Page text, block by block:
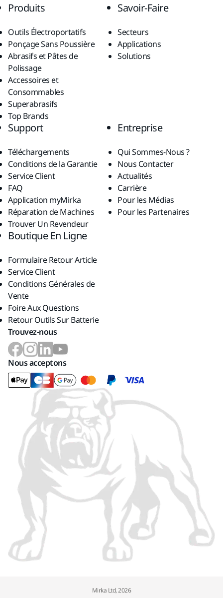
Produits
Outils Électroportatifs
Ponçage Sans Poussière
Abrasifs et Pâtes de
Polissage
Accessoires et
Consommables
Superabrasifs
Top Brands
Savoir-Faire
Secteurs
Applications
Solutions
Support
Téléchargements
Conditions de la Garantie
Service Client
FAQ
Application myMirka
Réparation de Machines
Trouver Un Revendeur
Entreprise
Qui Sommes-Nous ?
Nous Contacter
Actualités
Carrière
Pour les Médias
Pour les Partenaires
Boutique En Ligne
Formulaire Retour Article
Service Client
Conditions Générales de
Vente
Foire Aux Questions
Retour Outils Sur Batterie
Trouvez-nous
Nous acceptons
Mirka Ltd, 2026